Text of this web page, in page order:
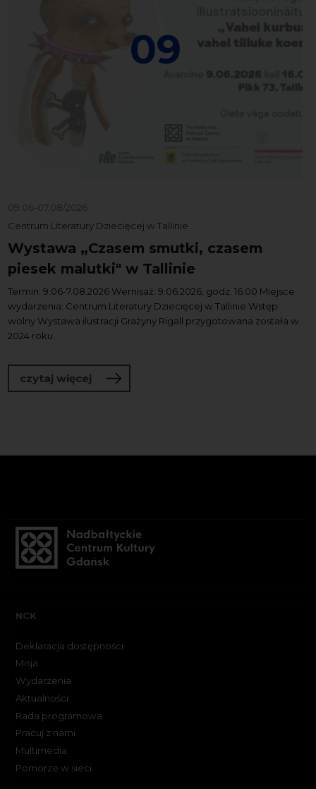
09
09.06-07.08/2026
Centrum Literatury Dziecięcej w Tallinie
Wystawa „Czasem smutki, czasem
piesek malutki" w Tallinie
Termin: 9.06-7.08.2026 Wernisaż: 9.06.2026, godz. 16.00 Miejsce
wydarzenia: Centrum Literatury Dziecięcej w Tallinie Wstęp:
wolny Wystawa ilustracji Grażyny Rigall przygotowana została w
2024 roku...
czytaj więcej o Wystawa „Czasem smutki, czasem
NCK
Deklaracja dostępności
Misja
Wydarzenia
Aktualności
Rada programowa
Pracuj z nami
Multimedia
Pomorze w sieci